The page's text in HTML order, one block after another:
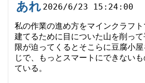
あれ 2026/6/23 15:24:00
私の作業の進め方をマインクラフ
建てるために目についた山を削っ
限が迫ってくるとそこらに豆腐小
じで、もっとスマートにできない
ている。